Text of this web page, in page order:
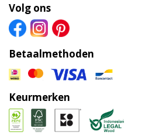
Volg ons
Betaalmethoden
Keurmerken